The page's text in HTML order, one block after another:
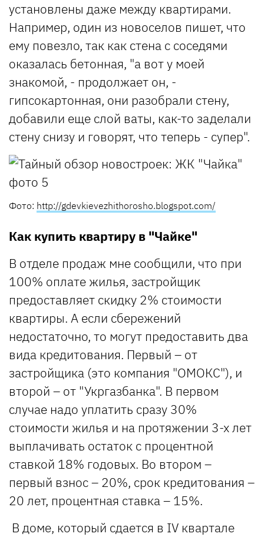
установлены даже между квартирами.
Например, один из новоселов пишет, что
ему повезло, так как стена с соседями
оказалась бетонная, "а вот у моей
знакомой, - продолжает он, -
гипсокартонная, они разобрали стену,
добавили еще слой ваты, как-то заделали
стену снизу и говорят, что теперь - супер".
Фото: http://gdevkievezhithorosho.blogspot.com/
Как купить квартиру в "Чайке"
В отделе продаж мне сообщили, что при
100% оплате жилья, застройщик
предоставляет скидку 2% стоимости
квартиры. А если сбережений
недостаточно, то могут предоставить два
вида кредитования. Первый – от
застройщика (это компания "ОМОКС"), и
второй – от "Укргазбанка". В первом
случае надо уплатить сразу 30%
стоимости жилья и на протяжении 3-х лет
выплачивать остаток с процентной
ставкой 18% годовых. Во втором –
первый взнос – 20%, срок кредитования –
20 лет, процентная ставка – 15%.
В доме, который сдается в IV квартале